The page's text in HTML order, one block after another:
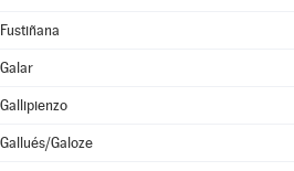
Fustiñana
Galar
Gallipienzo
Gallués/Galoze